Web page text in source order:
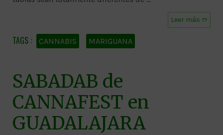
Leer más ➱
CANNABIS MARIGUANA
SABADAB de
CANNAFEST en
GUADALAJARA